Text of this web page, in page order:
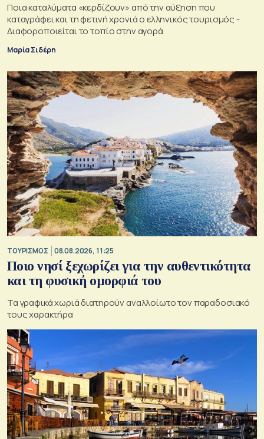
Ποια καταλύματα «κερδίζουν» από την αύξηση που
καταγράφει και τη φετινή χρονιά ο ελληνικός τουρισμός -
Διαφοροποιείται το τοπίο στην αγορά
Μαρία Σιδέρη
ΤΟΥΡΙΣΜΟΣ 08.08.2026, 11:25
Ποιο νησί ξεχωρίζει για την αυθεντικότητα
και τη φυσική ομορφιά του
Τα γραφικά χωριά διατηρούν αναλλοίωτο τον παραδοσιακό
τους χαρακτήρα